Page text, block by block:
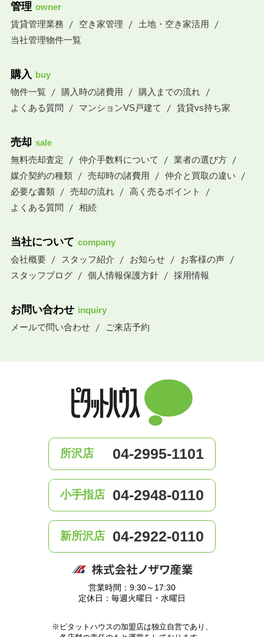
管理 owner
賃貸管理業務
空き家管理
土地・空き家活用
当社管理物件一覧
購入 buy
物件一覧
購入時の諸費用
購入までの流れ
よくある質問
マンションVS戸建て 賃貸vs持ち家
売却 sale
無料売却査定
仲介手数料について
業者の選び方
媒介契約の種類
売却時の諸費用
仲介と買取の違い
必要な書類
売却の流れ
高く売るポイント
よくある質問
相続
当社について company
会社概要
スタッフ紹介 お知らせ
お客様の声
スタッフブログ
個人情報保護方針 採用情報
お問い合わせ inquiry
メールで問い合わせ
ご来店予約
所沢店 04-2995-1101
小手指店 04-2948-0110
新所沢店 04-2922-0110
営業時間：9:30～17:30
定休日：毎週火曜日・水曜日
※ピタットハウスの加盟店は独立自営であり、